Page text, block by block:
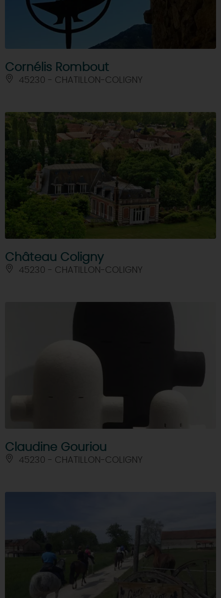
Cornélis Rombout
45230 - CHATILLON-COLIGNY
Château Coligny
45230 - CHATILLON-COLIGNY
Claudine Gouriou
45230 - CHATILLON-COLIGNY